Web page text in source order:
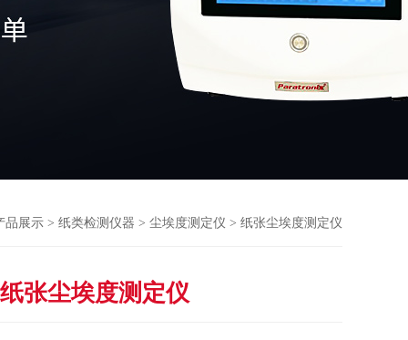
品展示 > 纸类检测仪器 > 尘埃度测定仪 > 纸张尘埃度测定仪
纸张尘埃度测定仪